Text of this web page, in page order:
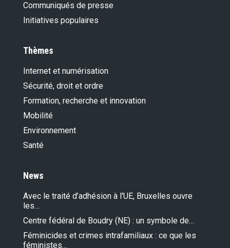
Communiqués de presse
Initiatives populaires
Thèmes
Internet et numérisation
Sécurité, droit et ordre
Formation, recherche et innovation
Mobilité
Environnement
Santé
News
Avec le traité d’adhésion à l'UE, Bruxelles ouvre
les…
Centre fédéral de Boudry (NE) : un symbole de…
Féminicides et crimes intrafamiliaux : ce que les
féministes…